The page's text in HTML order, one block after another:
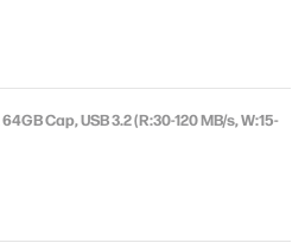
Cap, USB 3.2 (R:30-120 MB/s, W:15-